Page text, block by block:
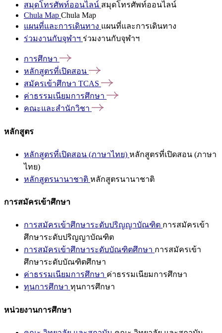
สมุดโทรศัพท์ออนไลน์ สมุดโทรศัพท์ออนไลน์
Chula Map Chula Map
แผนที่และการเดินทาง แผนที่และการเดินทาง
ร่วมงานกับจุฬาฯ ร่วมงานกับจุฬาฯ
การศึกษา
หลักสูตรที่เปิดสอน
สมัครเข้าศึกษา TCAS
ค่าธรรมเนียมการศึกษา
คณะและสำนักวิชา
หลักสูตร
หลักสูตรที่เปิดสอน (ภาษาไทย) หลักสูตรที่เปิดสอน (ภาษา
ไทย)
หลักสูตรนานาชาติ หลักสูตรนานาชาติ
การสมัครเข้าศึกษา
การสมัครเข้าศึกษาระดับปริญญาบัณฑิต การสมัครเข้า
ศึกษาระดับปริญญาบัณฑิต
การสมัครเข้าศึกษาระดับบัณฑิตศึกษา การสมัครเข้า
ศึกษาระดับบัณฑิตศึกษา
ค่าธรรมเนียมการศึกษา ค่าธรรมเนียมการศึกษา
ทุนการศึกษา ทุนการศึกษา
หน่วยงานการศึกษา